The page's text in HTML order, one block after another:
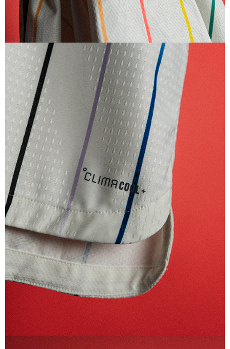
KIDS
キッズ アディダス サッカー日本代表 2026 ホーム レプリカ ユ
ニフォーム セット
8,800
ご購入はこちら
ベビー アディダス サッカー日本代表 2026 ホーム レプリカ ユ
ニフォーム セット
7,150
ご購入はこちら